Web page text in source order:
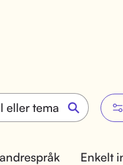
Enkelt